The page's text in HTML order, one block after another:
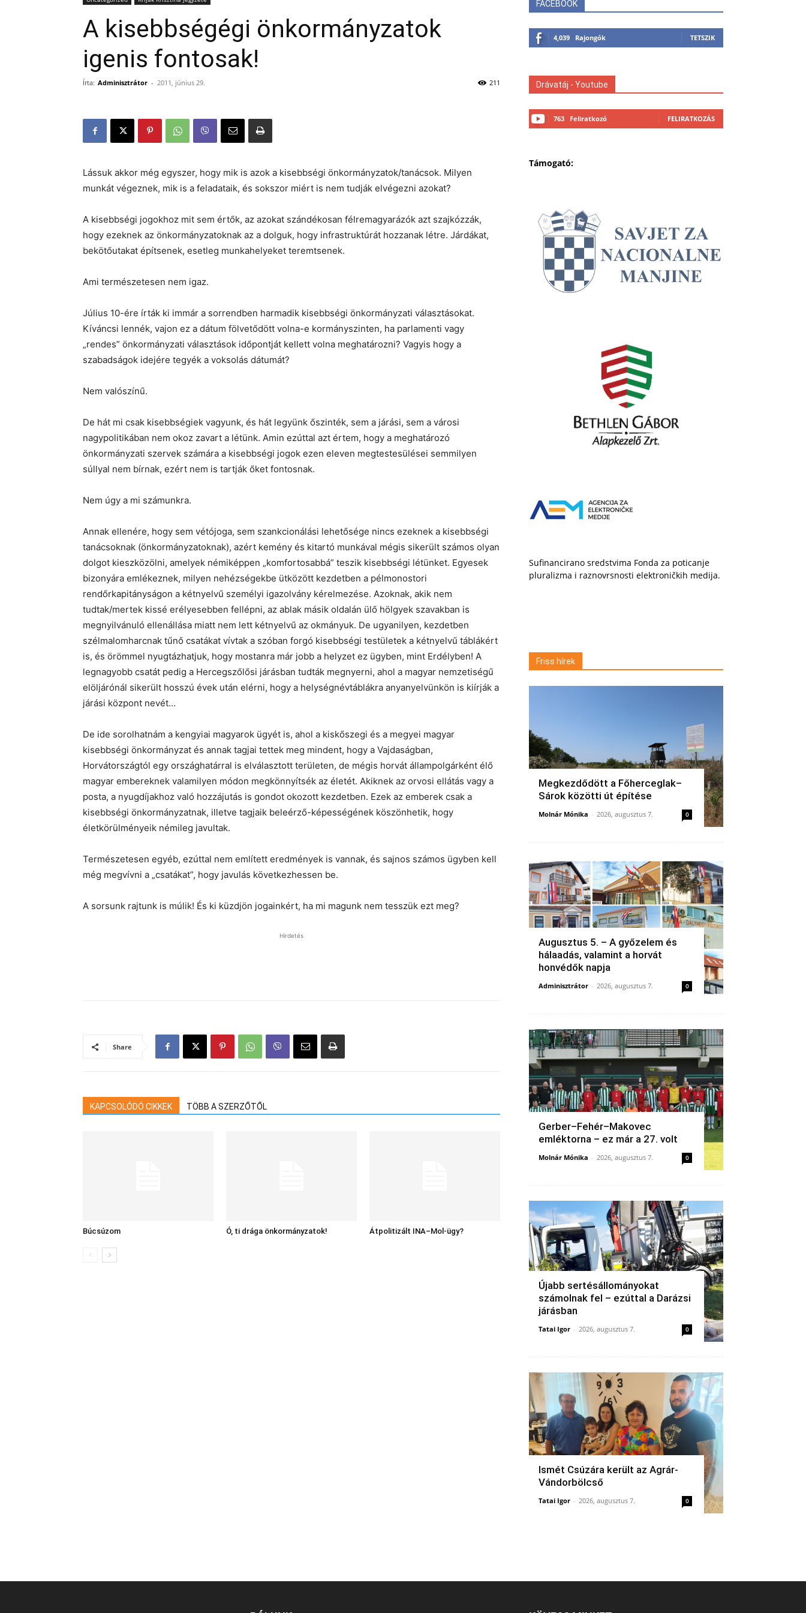
A kisebbségégi önkormányzatok
igenis fontosak!
Írta: Adminisztrátor - 2011, június 29. 211
Lássuk akkor még egyszer, hogy mik is azok a kisebbségi önkormányzatok/tanácsok. Milyen
munkát végeznek, mik is a feladataik, és sokszor miért is nem tudják elvégezni azokat?
A kisebbségi jogokhoz mit sem értők, az azokat szándékosan félremagyarázók azt szajkózzák,
hogy ezeknek az önkormányzatoknak az a dolguk, hogy infrastruktúrát hozzanak létre. Járdákat,
bekötőutakat építsenek, esetleg munkahelyeket teremtsenek.
Ami természetesen nem igaz.
Július 10-ére írták ki immár a sorrendben harmadik kisebbségi önkormányzati választásokat.
Kíváncsi lennék, vajon ez a dátum fölvetődött volna-e kormányszinten, ha parlamenti vagy
„rendes” önkormányzati választások időpontját kellett volna meghatározni? Vagyis hogy a
szabadságok idejére tegyék a voksolás dátumát?
Nem valószínű.
De hát mi csak kisebbségiek vagyunk, és hát legyünk őszinték, sem a járási, sem a városi
nagypolitikában nem okoz zavart a létünk. Amin ezúttal azt értem, hogy a meghatározó
önkormányzati szervek számára a kisebbségi jogok ezen eleven megtestesülései semmilyen
súllyal nem bírnak, ezért nem is tartják őket fontosnak.
Nem úgy a mi számunkra.
Annak ellenére, hogy sem vétójoga, sem szankcionálási lehetősége nincs ezeknek a kisebbségi
tanácsoknak (önkormányzatoknak), azért kemény és kitartó munkával mégis sikerült számos olyan
dolgot kieszközölni, amelyek némiképpen „komfortosabbá” teszik kisebbségi létünket. Egyesek
bizonyára emlékeznek, milyen nehézségekbe ütközött kezdetben a pélmonostori
rendőrkapitányságon a kétnyelvű személyi igazolvány kérelmezése. Azoknak, akik nem
tudtak/mertek kissé erélyesebben fellépni, az ablak másik oldalán ülő hölgyek szavakban is
megnyilvánuló ellenállása miatt nem lett kétnyelvű az okmányuk. De ugyanilyen, kezdetben
szélmalomharcnak tűnő csatákat vívtak a szóban forgó kisebbségi testületek a kétnyelvű táblákért
is, és örömmel nyugtázhatjuk, hogy mostanra már jobb a helyzet ez ügyben, mint Erdélyben! A
legnagyobb csatát pedig a Hercegszőlősi járásban tudták megnyerni, ahol a magyar nemzetiségű
elöljárónál sikerült hosszú évek után elérni, hogy a helységnévtáblákra anyanyelvünkön is kiírják a
járási központ nevét…
De ide sorolhatnám a kengyiai magyarok ügyét is, ahol a kiskőszegi és a megyei magyar
kisebbségi önkormányzat és annak tagjai tettek meg mindent, hogy a Vajdaságban,
Horvátországtól egy országhatárral is elválasztott területen, de mégis horvát állampolgárként élő
magyar embereknek valamilyen módon megkönnyítsék az életét. Akiknek az orvosi ellátás vagy a
posta, a nyugdíjakhoz való hozzájutás is gondot okozott kezdetben. Ezek az emberek csak a
kisebbségi önkormányzatnak, illetve tagjaik beleérző-képességének köszönhetik, hogy
életkörülményeik némileg javultak.
Természetesen egyéb, ezúttal nem említett eredmények is vannak, és sajnos számos ügyben kell
még megvívni a „csatákat”, hogy javulás következhessen be.
A sorsunk rajtunk is múlik! És ki küzdjön jogainkért, ha mi magunk nem tesszük ezt meg?
Hirdetés
Share
KAPCSOLÓDÓ CIKKEK TÖBB A SZERZŐTŐL
Búcsúzom Ó, ti drága önkormányzatok! Átpolitizált INA–Mol-ügy?
FACEBOOK
4,039 Rajongók TETSZIK
Drávatáj - Youtube
763 Feliratkozó FELIRATKOZÁS
Támogató:
Sufinancirano sredstvima Fonda za poticanje
pluralizma i raznovrsnosti elektroničkih medija.
Friss hírek
Megkezdődött a Főherceglak–
Sárok közötti út építése
Molnár Mónika - 2026, augusztus 7. 0
Augusztus 5. – A győzelem és
hálaadás, valamint a horvát
honvédők napja
Adminisztrátor - 2026, augusztus 7. 0
Gerber–Fehér–Makovec
emléktorna – ez már a 27. volt
Molnár Mónika - 2026, augusztus 7. 0
Újabb sertésállományokat
számolnak fel – ezúttal a Darázsi
járásban
Tatai Igor - 2026, augusztus 7. 0
Ismét Csúzára került az Agrár-
Vándorbölcső
Tatai Igor - 2026, augusztus 7. 0